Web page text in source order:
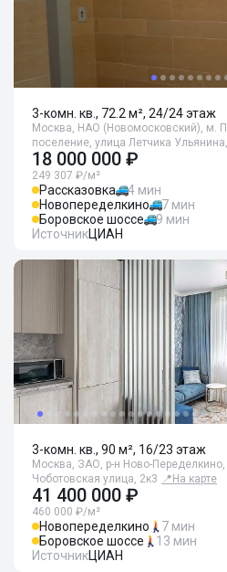
3-комн. кв., 72.2 м², 24/24 этаж
Москва, НАО (Новомосковский), м.
поселение, улица Летчика
18 000 000 ₽
249 307 ₽/м²
Рассказовка
4 мин
Новопеределкино
7 мин
Боровское шоссе
9 мин
ИсточникЦИАН
3-комн. кв., 90 м², 16/23 этаж
Москва, ЗАО, р-н Ново-
Чоботовская улица, 2к3 📍 На карте
41 400 000 ₽
460 000 ₽/м²
Новопеределкино
7 мин
Боровское шоссе
13 мин
ИсточникЦИАН